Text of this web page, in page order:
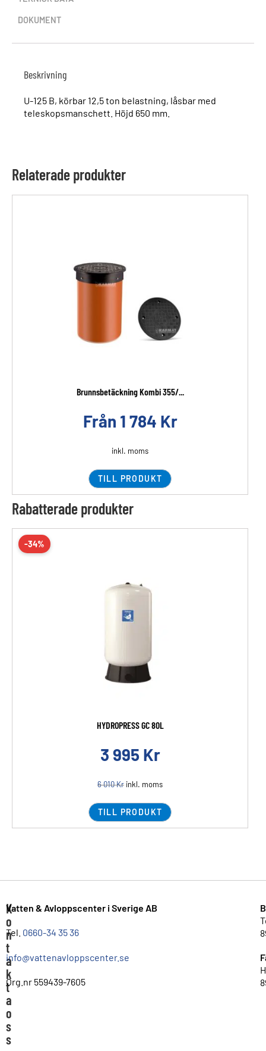
DOKUMENT
Beskrivning
U-125 B, körbar 12,5 ton belastning, låsbar med
teleskopsmanschett. Höjd 650 mm.
Relaterade produkter
Brunnsbetäckning Kombi 355/...
Från 1 784 Kr
inkl. moms
TILL PRODUKT
Rabatterade produkter
-34%
HYDROPRESS GC 80L
3 995 Kr
6 010Kr inkl. moms
TILL PRODUKT
K
o
n
t
a
k
t
a
o
s
s
Vatten & Avloppscenter i Sverige AB
Tel. 0660-34 35 36
info@vattenavloppscenter.se
Org.nr 559439-7605